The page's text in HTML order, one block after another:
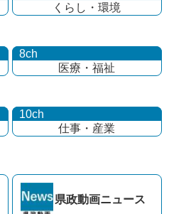
くらし・環境
8ch
医療・福祉
10ch
仕事・産業
県政動画ニュース